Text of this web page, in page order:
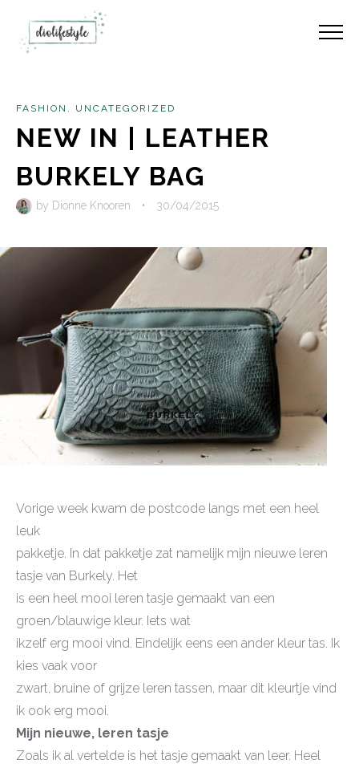
FASHION , UNCATEGORIZED
NEW IN | LEATHER
BURKELY BAG
by Dionne Knooren • 30/04/2015
Vorige week kwam de postcode langs met een heel
leuk
pakketje. In dat pakketje zat namelijk mijn nieuwe leren
tasje van Burkely. Het
is een heel mooi leren tasje gemaakt van een
groen/blauwige kleur. Iets wat
ikzelf erg mooi vind. Eindelijk eens een ander kleur tas. Ik
kies vaak voor
zwart, bruine of grijze leren tassen, maar dit kleurtje vind
ik ook erg mooi.
Mijn nieuwe, leren tasje
Zoals ik al vertelde is het tasje gemaakt van leer. Heel